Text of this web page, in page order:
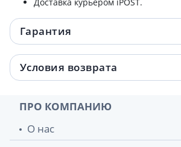
465мл
Зеленая аптека мыло жидкое ромашка с
дозат 465мл
Зеленая аптека крем д/лица омолаж
зеленый чай 270г
Гарантия
Условия возврата
ПРО КОМПАНИЮ
О нас